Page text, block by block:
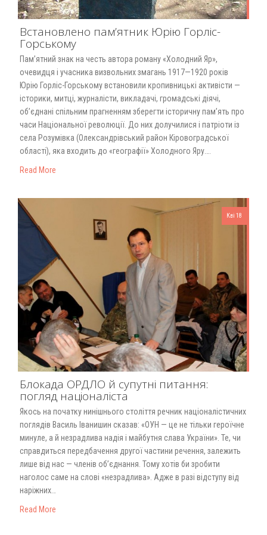
Встановлено пам’ятник Юрію Горліс-
Горському
Пам’ятний знак на честь автора роману «Холодний Яр»,
очевидця і учасника визвольних змагань 1917—1920 років
Юрію Горліс-Горському встановили кропивницькі активісти —
історики, митці, журналісти, викладачі, громадські діячі,
об’єднані спільним прагненням зберегти історичну пам’ять про
часи Національної революції. До них долучилися і патріоти із
села Розумівка (Олександрівський район Кіровоградської
області), яка входить до «географії» Холодного Яру….
Read More
Кві 18
Блокада ОРДЛО й супутні питання:
погляд націоналіста
Якось на початку нинішнього століття речник націоналістичних
поглядів Василь Іванишин сказав: «ОУН — це не тільки героїчне
минуле, а й незрадлива надія і майбутня слава України». Те, чи
справдиться передбачення другої частини речення, залежить
лише від нас — членів об’єднання. Тому хотів би зробити
наголос саме на слові «незрадлива». Адже в разі відступу від
наріжних…
Read More